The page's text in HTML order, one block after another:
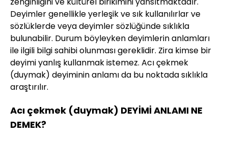
Deyimler genellikle yerleşik ve sık kullanılırlar ve
sözlüklerde veya deyimler sözlüğünde sıklıkla
bulunabilir. Durum böyleyken deyimlerin anlamları
ile ilgili bilgi sahibi olunması gereklidir. Zira kimse bir
deyimi yanlış kullanmak istemez. Acı çekmek
(duymak) deyiminin anlamı da bu noktada sıklıkla
araştırılır.
Acı çekmek (duymak) DEYİMİ ANLAMI NE
DEMEK?